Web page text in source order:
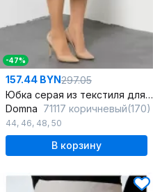
-47%
157.44 BYN297.05
Юбка серая из текстиля для делового повседневного стиля
Domna 71117 коричневый(170)
44, 46, 48, 50
В корзину